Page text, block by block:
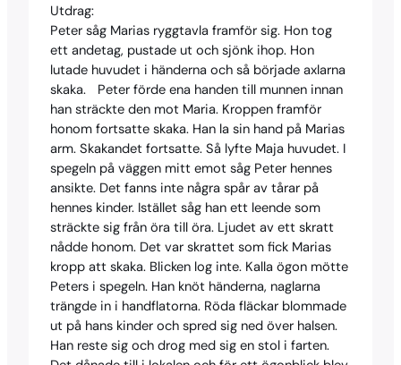
Utdrag:
Peter såg Marias ryggtavla framför sig. Hon tog
ett andetag, pustade ut och sjönk ihop. Hon
lutade huvudet i händerna och så började axlarna
skaka. Peter förde ena handen till munnen innan
han sträckte den mot Maria. Kroppen framför
honom fortsatte skaka. Han la sin hand på Marias
arm. Skakandet fortsatte. Så lyfte Maja huvudet. I
spegeln på väggen mitt emot såg Peter hennes
ansikte. Det fanns inte några spår av tårar på
hennes kinder. Istället såg han ett leende som
sträckte sig från öra till öra. Ljudet av ett skratt
nådde honom. Det var skrattet som fick Marias
kropp att skaka. Blicken log inte. Kalla ögon mötte
Peters i spegeln. Han knöt händerna, naglarna
trängde in i handflatorna. Röda fläckar blommade
ut på hans kinder och spred sig ned över halsen.
Han reste sig och drog med sig en stol i farten.